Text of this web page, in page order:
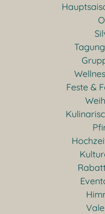
Feste &